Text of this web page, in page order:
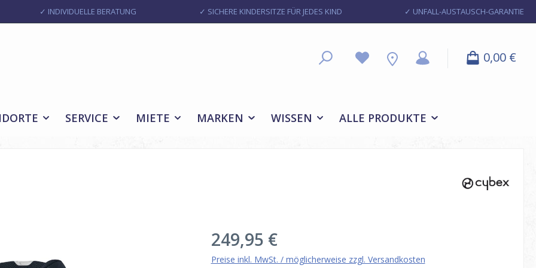
✓ INDIVIDUELLE BERATUNG ✓ SICHERE KINDERSITZE FÜR JEDES KIND ✓ UNFALL-AUSTAUSCH-GARANTIE
0,00 €
SERVICE MIETE MARKEN WISSEN ALLE PRODUKTE
Regulärer Preis:
249,95 €
Preise inkl. MwSt. / möglicherweise zzgl. Versandkosten